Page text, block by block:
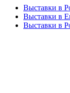
Выставки в
Выставки в
Выставки в